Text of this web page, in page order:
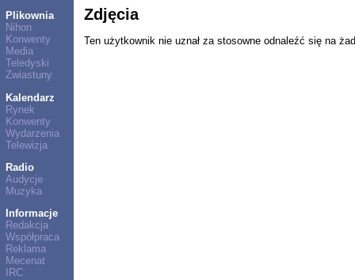
Plikownia
Nihon
Konwenty
Media
Teledyski
Zwiastuny
Kalendarz
Rynek
Konwenty
Wydarzenia
Telewizja
Radio
Audycje
Muzyka
Informacje
Redakcja
Współpraca
Reklama
Mecenat
IRC
Zdjęcia
Ten użytkownik nie uznał za stosowne odnaleźć się na